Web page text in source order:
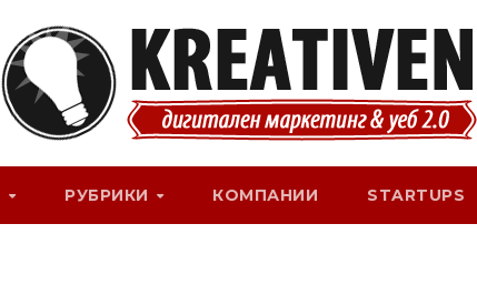
РУБРИКИ КОМПАНИИ STARTUPS